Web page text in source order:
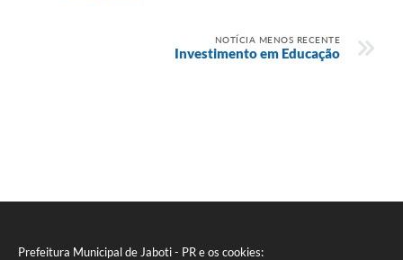
Prefeitura Municipal de Jaboti - PR e os cookies:
NOTÍCIA MENOS RECENTE
Investimento em Educação